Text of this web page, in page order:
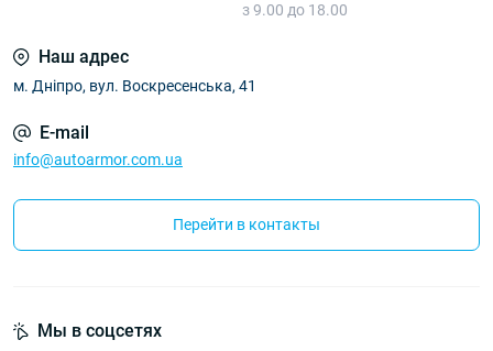
з 9.00 до 18.00
Наш адрес
м. Дніпро, вул. Воскресенська, 41
E-mail
info@autoarmor.com.ua
Перейти в контакты
Мы в соцсетях